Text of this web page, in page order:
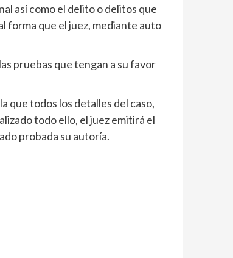
así como el delito o delitos que
forma que el juez, mediante auto
pruebas que tengan a su favor
que todos los detalles del caso,
todo ello, el juez emitirá el
probada su autoría.